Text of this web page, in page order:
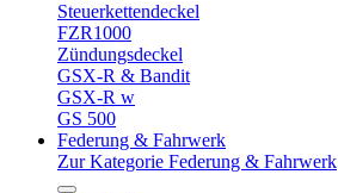
Steuerkettendeckel
FZR1000
Zündungsdeckel
GSX-R & Bandit
GSX-R w
GS 500
Federung & Fahrwerk
Zur Kategorie Federung & Fahrwerk